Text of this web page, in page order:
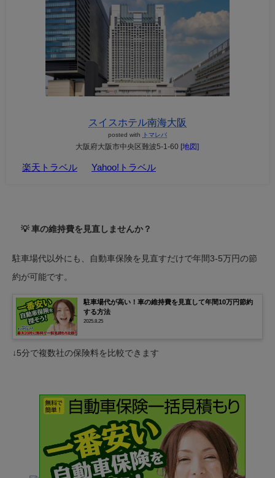
スイスホテル南海大阪
posted with トマレバ
大阪府大阪市中央区難波5-1-60 [地図]
楽天トラベル Yahoo!トラベル
💡 車の維持費を見直しませんか？
駐車場代以外にも、自動車保険を見直すだけで年間3-5万円の節
約が可能です。
駐車場代が高い！車の維持費を見直して年間10万円節約
する方法
2025.8.25
↓5分で複数社の保険料を比較できます